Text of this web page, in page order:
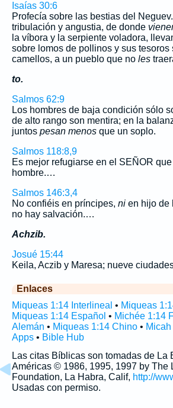
Isaías 30:6
Profecía sobre las bestias del
tribulación y angustia, de donde
la víbora y la serpiente voladora,
sobre lomos de pollinos y sus tesoros
camellos, a un pueblo que no les
to.
Salmos 62:9
Los hombres de baja condición sólo
de alto rango son mentira; en la
juntos pesan menos que un soplo.
Salmos 118:8,9
Es mejor refugiarse en el SEÑOR que
hombre.…
Salmos 146:3,4
No confiéis en príncipes, ni en hijo de
no hay salvación.…
Achzib.
Josué 15:44
Keila, Aczib y Maresa; nueve
Enlaces
Miqueas 1:14 Interlineal • Miqueas
Miqueas 1:14 Español • Michée 1:14
Alemán • Miqueas 1:14 Chino •
Apps • Bible Hub
Las citas Bíblicas son tomadas de La
Américas © 1986, 1995, 1997 by The
Foundation, La Habra, Calif, http://
Usadas con permiso.